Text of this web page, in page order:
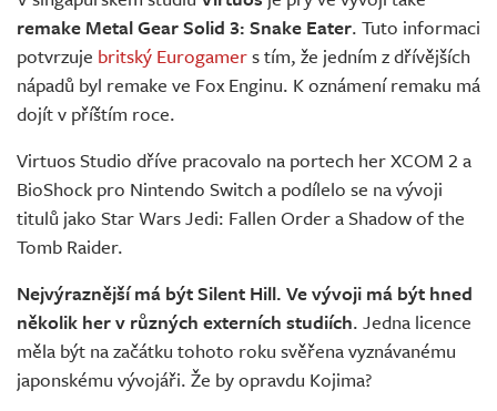
remake Metal Gear Solid 3: Snake Eater. Tuto informaci
potvrzuje britský Eurogamers tím, že jedním z dřívějších
nápadů byl remake ve Fox Enginu. K oznámení remaku má
dojít v příštím roce.
Virtuos Studio dříve pracovalo na portech her XCOM 2 a
BioShock pro Nintendo Switch a podílelo se na vývoji
titulů jako Star Wars Jedi: Fallen Order a Shadow of the
Tomb Raider.
Nejvýraznější má být Silent Hill. Ve vývoji má být hned
několik her v různých externích studiích. Jedna licence
měla být na začátku tohoto roku svěřena vyznávanému
japonskému vývojáři. Že by opravdu Kojima?